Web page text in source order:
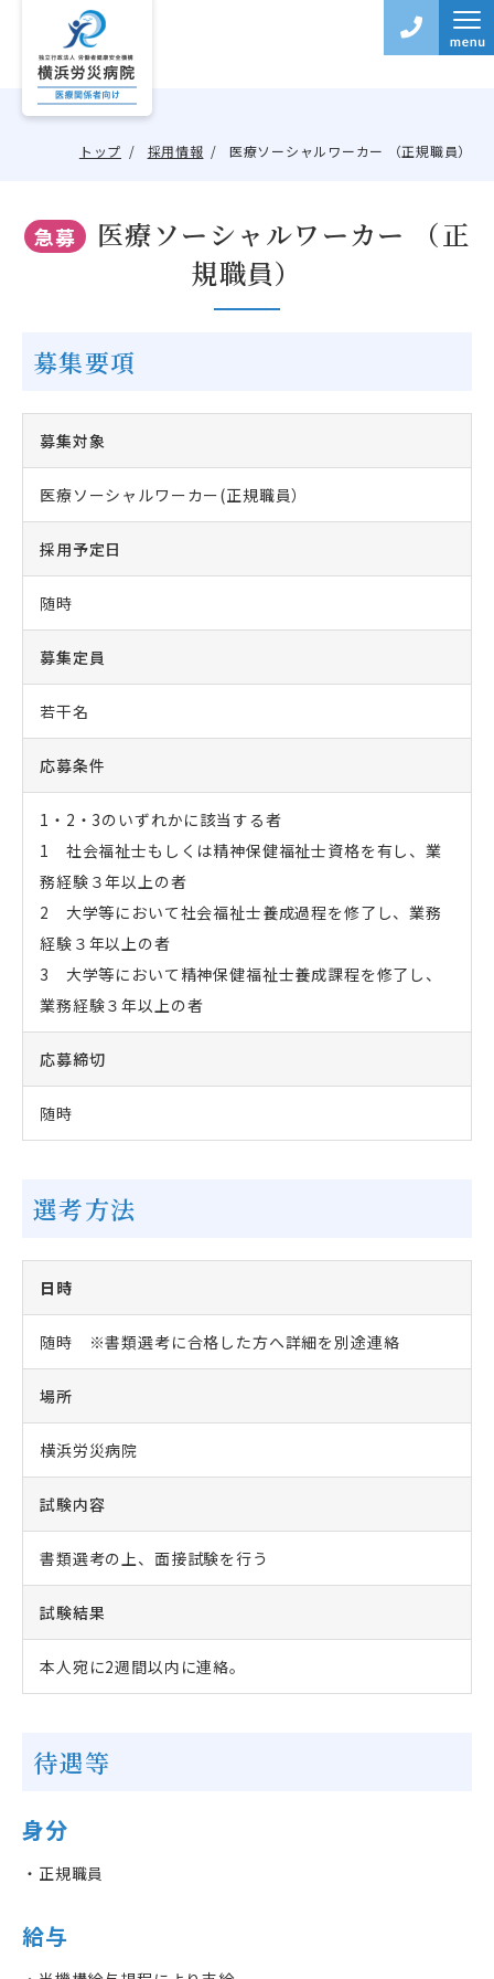
トップ 採用情報 医療ソーシャルワーカー （正規職員）
急募
医療ソーシャルワーカー （正
規職員）
募集要項
募集対象
医療ソーシャルワーカー(正規職員）
採用予定日
随時
募集定員
若干名
応募条件
1・ 2 ・ 3のいずれかに該当する者
1 社会福祉士もしくは精神保健福祉士資格を有し、業
務経験３年以上の者
2 大学等において社会福祉士養成過程を修了し、業務
経験３年以上の者
3 大学等において精神保健福祉士養成課程を修了し、
業務経験３年以上の者
応募締切
随時
選考方法
日時
随時 ※書類選考に合格した方へ詳細を別途連絡
場所
横浜労災病院
試験内容
書類選考の上、面接試験を行う
試験結果
本人宛に2週間以内に連絡。
待遇等
身分
・正規職員
給与